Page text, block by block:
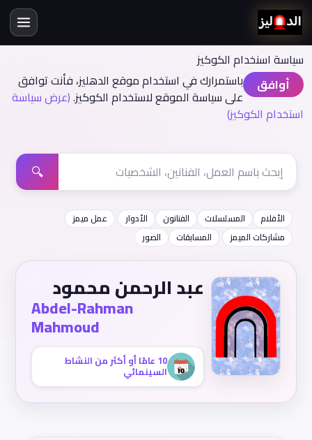
سياسة اسنخدام الكوكيز
أوافق
باستمرارك في استخدام موقع الدهليز، فأنت توافق
على سياسة الموقع لاستخدام الكوكيز.(عرض سياسة
استخدام الكوكيز)
🔍
الأفلام المسلسلات الفنانون الأدوار
عمل ميمز
مشاركات الميمز
المسابقات الصور
عبد الرحمن محمود
Abdel-Rahman
Mahmoud
10 عامًا أو أكثر من النشاط
السينمائي